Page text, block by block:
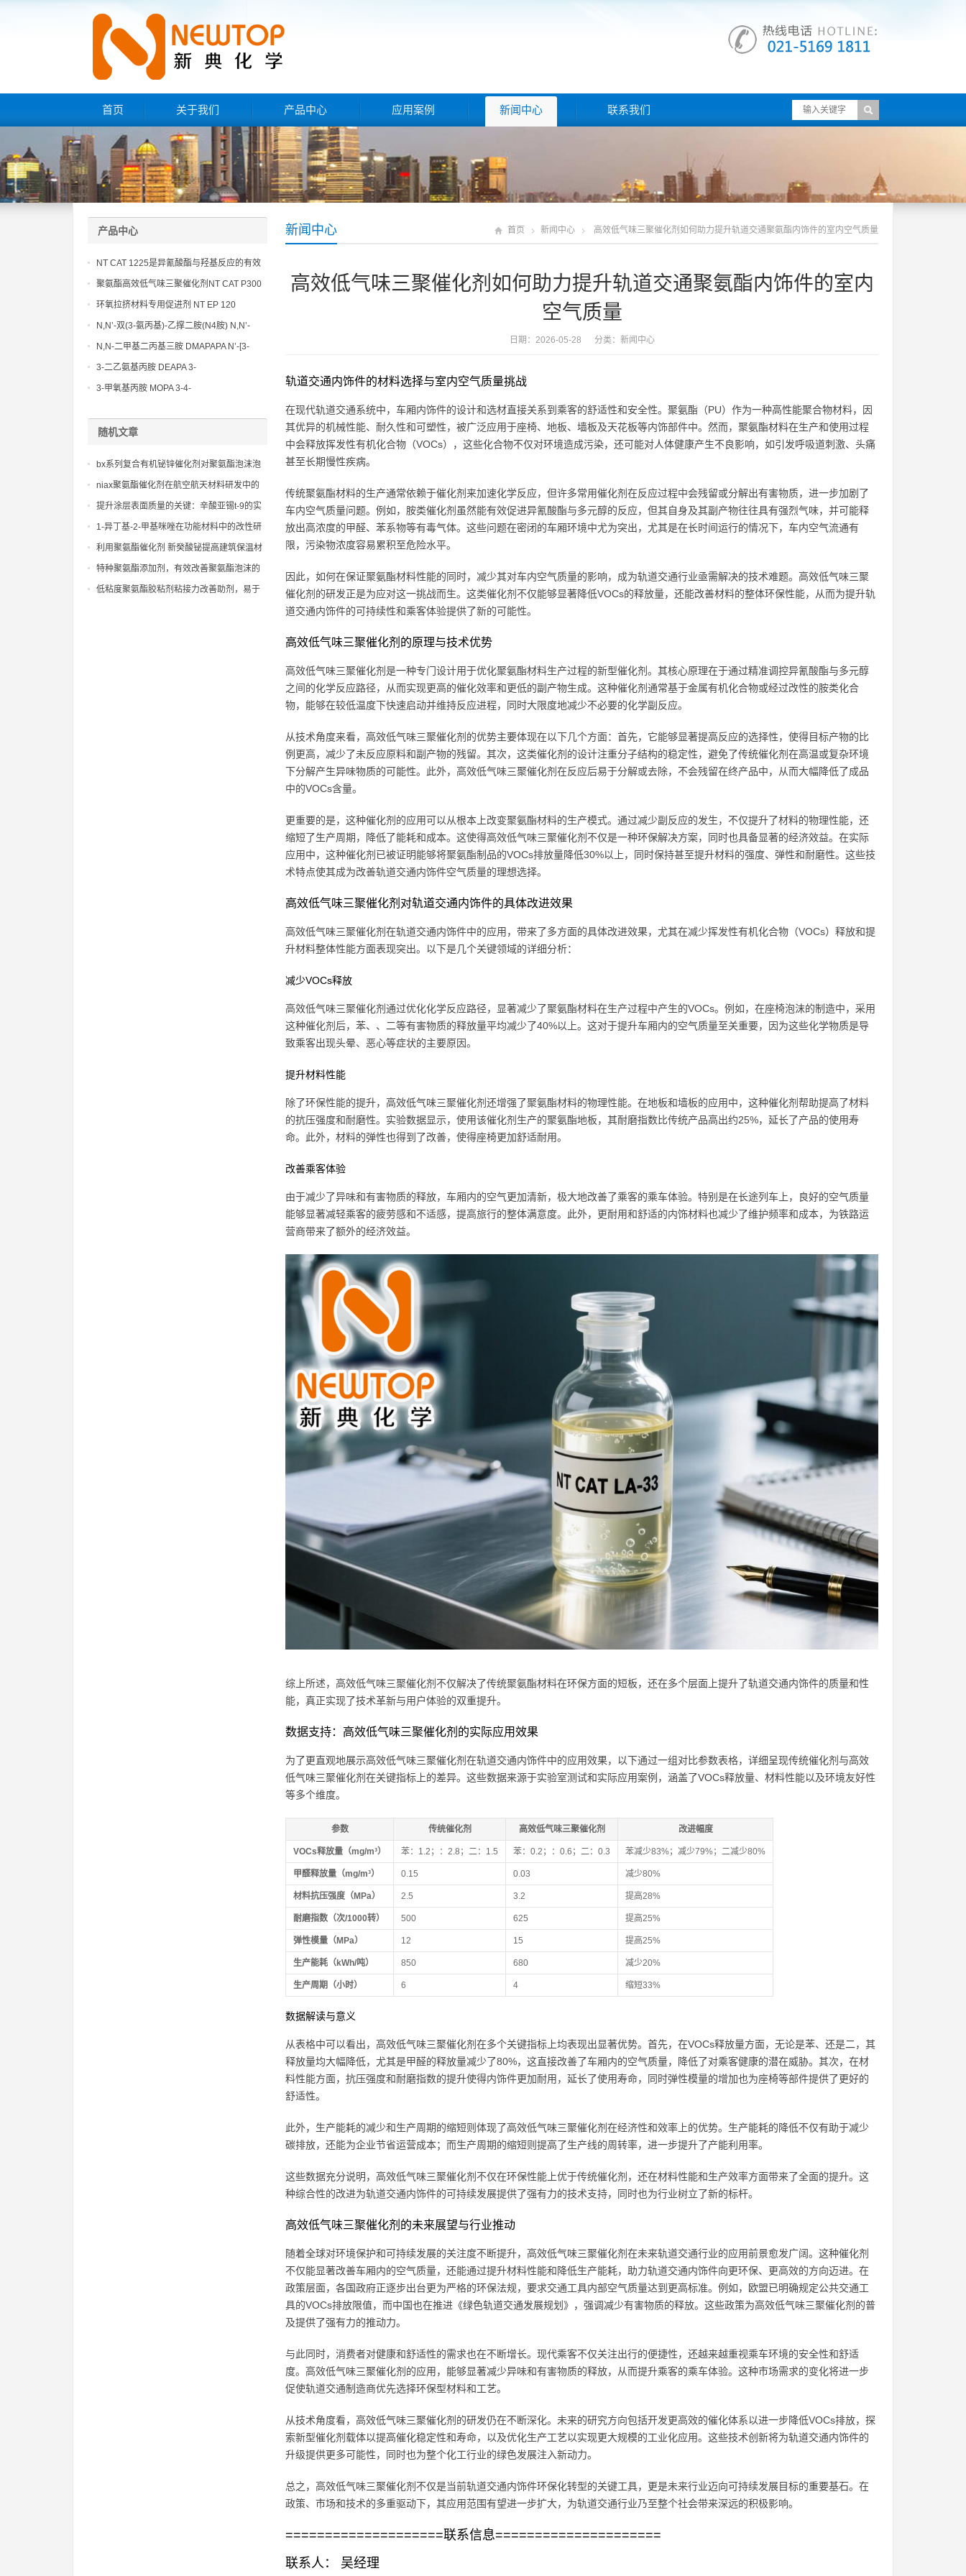
首页 关于我们 产品中心 应用案例 新闻中心 联系我们
新闻中心 首页 新闻中心 高效低气味三聚催化剂如何助力提升轨道交通聚氨酯内饰件的室内空气质量
高效低气味三聚催化剂如何助力提升轨道交通聚氨酯内饰件的室内
空气质量
日期：2026-05-28 分类： 新闻中心
轨道交通内饰件的材料选择与室内空气质量挑战
在现代轨道交通系统中，车厢内饰件的设计和选材直接关系到乘客的舒适性和安全性。聚氨酯（PU）作为一种高性能聚合物材料，因
其优异的机械性能、耐久性和可塑性，被广泛应用于座椅、地板、墙板及天花板等内饰部件中。然而，聚氨酯材料在生产和使用过程
中会释放挥发性有机化合物（VOCs），这些化合物不仅对环境造成污染，还可能对人体健康产生不良影响，如引发呼吸道刺激、头痛
甚至长期慢性疾病。
传统聚氨酯材料的生产通常依赖于催化剂来加速化学反应，但许多常用催化剂在反应过程中会残留或分解出有害物质，进一步加剧了
车内空气质量问题。例如，胺类催化剂虽然能有效促进异氰酸酯与多元醇的反应，但其自身及其副产物往往具有强烈气味，并可能释
放出高浓度的甲醛、苯系物等有毒气体。这些问题在密闭的车厢环境中尤为突出，尤其是在长时间运行的情况下，车内空气流通有
限，污染物浓度容易累积至危险水平。
因此，如何在保证聚氨酯材料性能的同时，减少其对车内空气质量的影响，成为轨道交通行业亟需解决的技术难题。高效低气味三聚
催化剂的研发正是为应对这一挑战而生。这类催化剂不仅能够显著降低VOCs的释放量，还能改善材料的整体环保性能，从而为提升轨
道交通内饰件的可持续性和乘客体验提供了新的可能性。
高效低气味三聚催化剂的原理与技术优势
高效低气味三聚催化剂是一种专门设计用于优化聚氨酯材料生产过程的新型催化剂。其核心原理在于通过精准调控异氰酸酯与多元醇
之间的化学反应路径，从而实现更高的催化效率和更低的副产物生成。这种催化剂通常基于金属有机化合物或经过改性的胺类化合
物，能够在较低温度下快速启动并维持反应进程，同时大限度地减少不必要的化学副反应。
从技术角度来看，高效低气味三聚催化剂的优势主要体现在以下几个方面：首先，它能够显著提高反应的选择性，使得目标产物的比
例更高，减少了未反应原料和副产物的残留。其次，这类催化剂的设计注重分子结构的稳定性，避免了传统催化剂在高温或复杂环境
下分解产生异味物质的可能性。此外，高效低气味三聚催化剂在反应后易于分解或去除，不会残留在终产品中，从而大幅降低了成品
中的VOCs含量。
更重要的是，这种催化剂的应用可以从根本上改变聚氨酯材料的生产模式。通过减少副反应的发生，不仅提升了材料的物理性能，还
缩短了生产周期，降低了能耗和成本。这使得高效低气味三聚催化剂不仅是一种环保解决方案，同时也具备显著的经济效益。在实际
应用中，这种催化剂已被证明能够将聚氨酯制品的VOCs排放量降低30%以上，同时保持甚至提升材料的强度、弹性和耐磨性。这些技
术特点使其成为改善轨道交通内饰件空气质量的理想选择。
高效低气味三聚催化剂对轨道交通内饰件的具体改进效果
高效低气味三聚催化剂在轨道交通内饰件中的应用，带来了多方面的具体改进效果，尤其在减少挥发性有机化合物（VOCs）释放和提
升材料整体性能方面表现突出。以下是几个关键领域的详细分析：
减少VOCs释放
高效低气味三聚催化剂通过优化化学反应路径，显著减少了聚氨酯材料在生产过程中产生的VOCs。例如，在座椅泡沫的制造中，采用
这种催化剂后，苯、、二等有害物质的释放量平均减少了40%以上。这对于提升车厢内的空气质量至关重要，因为这些化学物质是导
致乘客出现头晕、恶心等症状的主要原因。
提升材料性能
除了环保性能的提升，高效低气味三聚催化剂还增强了聚氨酯材料的物理性能。在地板和墙板的应用中，这种催化剂帮助提高了材料
的抗压强度和耐磨性。实验数据显示，使用该催化剂生产的聚氨酯地板，其耐磨指数比传统产品高出约25%，延长了产品的使用寿
命。此外，材料的弹性也得到了改善，使得座椅更加舒适耐用。
改善乘客体验
由于减少了异味和有害物质的释放，车厢内的空气更加清新，极大地改善了乘客的乘车体验。特别是在长途列车上，良好的空气质量
能够显著减轻乘客的疲劳感和不适感，提高旅行的整体满意度。此外，更耐用和舒适的内饰材料也减少了维护频率和成本，为铁路运
营商带来了额外的经济效益。
综上所述，高效低气味三聚催化剂不仅解决了传统聚氨酯材料在环保方面的短板，还在多个层面上提升了轨道交通内饰件的质量和性
能，真正实现了技术革新与用户体验的双重提升。
数据支持：高效低气味三聚催化剂的实际应用效果
为了更直观地展示高效低气味三聚催化剂在轨道交通内饰件中的应用效果，以下通过一组对比参数表格，详细呈现传统催化剂与高效
低气味三聚催化剂在关键指标上的差异。这些数据来源于实验室测试和实际应用案例，涵盖了VOCs释放量、材料性能以及环境友好性
等多个维度。
参数 传统催化剂 高效低气味三聚催化剂 改进幅度
VOCs释放量（mg/m³） 苯：1.2；：2.8；二：1.5 苯：0.2；：0.6；二：0.3 苯减少83%；减少79%；二减少80%
甲醛释放量（mg/m³） 0.15 0.03 减少80%
材料抗压强度（MPa） 2.5 3.2 提高28%
耐磨指数（次/1000转） 500 625 提高25%
弹性模量（MPa） 12 15 提高25%
生产能耗（kWh/吨） 850 680 减少20%
生产周期（小时） 6 4 缩短33%
数据解读与意义
从表格中可以看出，高效低气味三聚催化剂在多个关键指标上均表现出显著优势。首先，在VOCs释放量方面，无论是苯、还是二，其
释放量均大幅降低，尤其是甲醛的释放量减少了80%，这直接改善了车厢内的空气质量，降低了对乘客健康的潜在威胁。其次，在材
料性能方面，抗压强度和耐磨指数的提升使得内饰件更加耐用，延长了使用寿命，同时弹性模量的增加也为座椅等部件提供了更好的
舒适性。
此外，生产能耗的减少和生产周期的缩短则体现了高效低气味三聚催化剂在经济性和效率上的优势。生产能耗的降低不仅有助于减少
碳排放，还能为企业节省运营成本；而生产周期的缩短则提高了生产线的周转率，进一步提升了产能利用率。
这些数据充分说明，高效低气味三聚催化剂不仅在环保性能上优于传统催化剂，还在材料性能和生产效率方面带来了全面的提升。这
种综合性的改进为轨道交通内饰件的可持续发展提供了强有力的技术支持，同时也为行业树立了新的标杆。
高效低气味三聚催化剂的未来展望与行业推动
随着全球对环境保护和可持续发展的关注度不断提升，高效低气味三聚催化剂在未来轨道交通行业的应用前景愈发广阔。这种催化剂
不仅能显著改善车厢内的空气质量，还能通过提升材料性能和降低生产能耗，助力轨道交通内饰件向更环保、更高效的方向迈进。在
政策层面，各国政府正逐步出台更为严格的环保法规，要求交通工具内部空气质量达到更高标准。例如，欧盟已明确规定公共交通工
具的VOCs排放限值，而中国也在推进《绿色轨道交通发展规划》，强调减少有害物质的释放。这些政策为高效低气味三聚催化剂的普
及提供了强有力的推动力。
与此同时，消费者对健康和舒适性的需求也在不断增长。现代乘客不仅关注出行的便捷性，还越来越重视乘车环境的安全性和舒适
度。高效低气味三聚催化剂的应用，能够显著减少异味和有害物质的释放，从而提升乘客的乘车体验。这种市场需求的变化将进一步
促使轨道交通制造商优先选择环保型材料和工艺。
从技术角度看，高效低气味三聚催化剂的研发仍在不断深化。未来的研究方向包括开发更高效的催化体系以进一步降低VOCs排放，探
索新型催化剂载体以提高催化稳定性和寿命，以及优化生产工艺以实现更大规模的工业化应用。这些技术创新将为轨道交通内饰件的
升级提供更多可能性，同时也为整个化工行业的绿色发展注入新动力。
总之，高效低气味三聚催化剂不仅是当前轨道交通内饰件环保化转型的关键工具，更是未来行业迈向可持续发展目标的重要基石。在
政策、市场和技术的多重驱动下，其应用范围有望进一步扩大，为轨道交通行业乃至整个社会带来深远的积极影响。
====================联系信息=====================
联系人： 吴经理
产品中心
NT CAT 1225是异氰酸酯与羟基反应的有效
催化剂
聚氨酯高效低气味三聚催化剂NT CAT P300
环氧拉挤材料专用促进剂 NT EP 120
N,N’-双(3-氨丙基)-乙撑二胺(N4胺) N,N’-
Bis(3-aminopropyl)-ethylenediamine CAS
No10563-26-5
N,N-二甲基二丙基三胺 DMAPAPA N’-[3-
(dimethylamino)propyllpropane-1,3-
diamine CAS No10563-29-8
3-二乙氨基丙胺 DEAPA 3-
(Diethylamino)propylamine CAS No 104-
3-甲氧基丙胺 MOPA 3-4-
随机文章
bx系列复合有机铋锌催化剂对聚氨酯泡沫泡
孔结构和物理性能的关键影响研究。
niax聚氨酯催化剂在航空航天材料研发中的
重要作用
提升涂层表面质量的关键：辛酸亚锡t-9的实
际表现
1-异丁基-2-甲基咪唑在功能材料中的改性研
究及应用前景展望
利用聚氨酯催化剂 新癸酸铋提高建筑保温材
料性能的新方法
特种聚氨酯添加剂，有效改善聚氨酯泡沫的
孔径结构和表面质量
低粘度聚氨酯胶粘剂粘接力改善助剂，易于